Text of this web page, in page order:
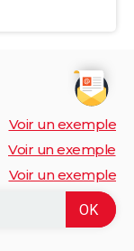
Voir un exemple
Voir un exemple
Voir un exemple